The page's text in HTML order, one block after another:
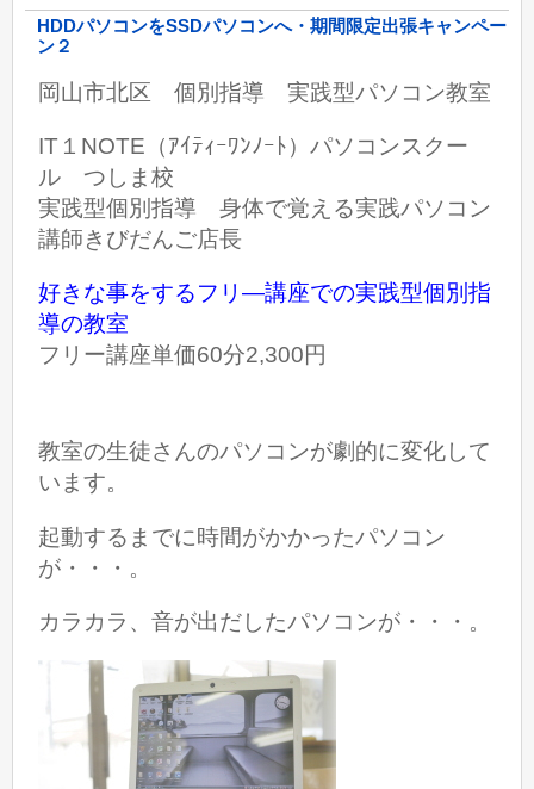
HDDパソコンをSSDパソコンへ・期間限定出張キャンペー
ン２
岡山市北区 個別指導 実践型パソコン教室
IT１NOTE（ｱｲﾃｨｰﾜﾝﾉｰﾄ）パソコンスクー
ル つしま校
実践型個別指導 身体で覚える実践パソコン
講師きびだんご店長
好きな事をするフリ―講座での実践型個別指
導の教室
フリー講座単価60分2,300円
教室の生徒さんのパソコンが劇的に変化して
います。
起動するまでに時間がかかったパソコン
が・・・。
カラカラ、音が出だしたパソコンが・・・。